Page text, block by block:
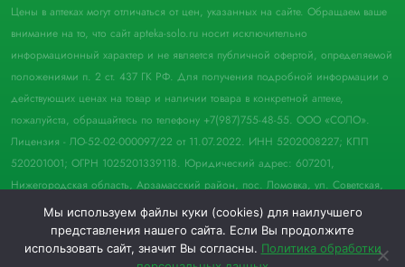
Цены в аптеках могут отличаться от цен, указанных на сайте. Обращаем ваше
внимание на то, что сайт apteka-solo.ru носит исключительно
информационный характер и не является публичной офертой, определяемой
положениями п. 2 ст. 437 ГК РФ. Для получения подробной информации о
действующих ценах на товар и наличии товара в конкретной аптеке,
пожалуйста, обращайтесь по телефону +7(987)755-48-55. ООО «СОЛО».
Лицензия - ЛО-52-02-000097/22 от 11.07.2022. ИНН 5202008227; КПП
520201001; ОГРН 1025201339118. Юридический адрес: 607201,
Нижегородская область, Арзамасский район, пос. Ломовка, ул. Советская,
д. 33, пом. 21.
© 2022 Аптека "Соло". Все права защищены.
Мы используем файлы куки (cookies) для наилучшего
представления нашего сайта. Если Вы продолжите
использовать сайт, значит Вы согласны. Политика обработки